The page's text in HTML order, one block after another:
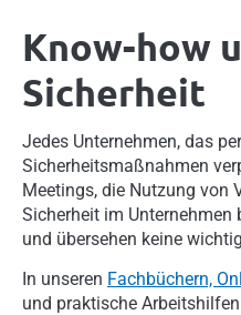
Know-how
Sicherheit
Jedes Unternehmen, das
Sicherheitsmaßnahmen
Meetings, die Nutzung von
Sicherheit im
und übersehen keine
In unseren Fachbüchern,
und praktische